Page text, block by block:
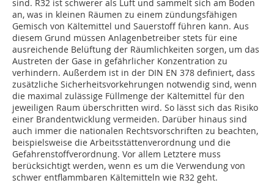
sind. R32 ist schwerer als Luft und sammelt sich am Boden
an, was in kleinen Räumen zu einem zündungsfähigen
Gemisch von Kältemittel und Sauerstoff führen kann. Aus
diesem Grund müssen Anlagenbetreiber stets für eine
ausreichende Belüftung der Räumlichkeiten sorgen, um das
Austreten der Gase in gefährlicher Konzentration zu
verhindern. Außerdem ist in der DIN EN 378 definiert, dass
zusätzliche Sicherheitsvorkehrungen notwendig sind, wenn
die maximal zulässige Füllmenge der Kältemittel für den
jeweiligen Raum überschritten wird. So lässt sich das Risiko
einer Brandentwicklung vermeiden. Darüber hinaus sind
auch immer die nationalen Rechtsvorschriften zu beachten,
beispielsweise die Arbeitsstättenverordnung und die
Gefahrenstoffverordnung. Vor allem Letztere muss
berücksichtigt werden, wenn es um die Verwendung von
schwer entflammbaren Kältemitteln wie R32 geht.